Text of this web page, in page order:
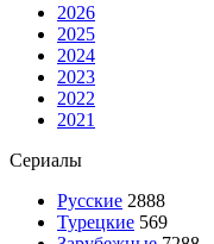
2026
2025
2024
2023
2022
2021
Сериалы
Русские 2888
Турецкие 569